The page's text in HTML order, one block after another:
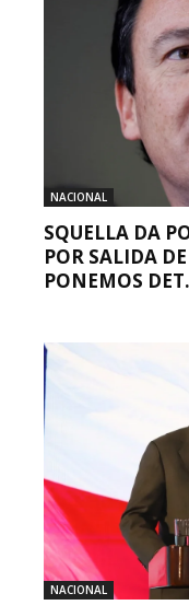
NACIONAL
SQUELLA DA
POR SALIDA
PONEMOS
NACIONAL